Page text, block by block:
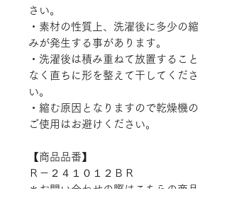
さい。
・素材の性質上、洗濯後に多少の縮
みが発生する事があります。
・洗濯後は積み重ねて放置すること
なく直ちに形を整えて干してくださ
い。
・縮む原因となりますので乾燥機の
ご使用はお避けください。
【商品品番】
Ｒ－２４１０１２ＢＲ
＊お問い合わせの際はこちらの商品